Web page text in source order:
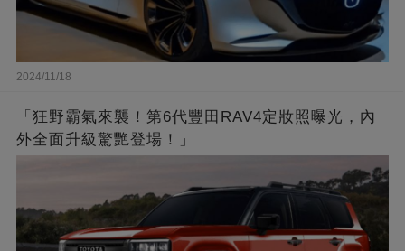
2024/11/18
「狂野霸氣來襲！第6代豐田RAV4定妝照曝光，內
外全面升級驚艷登場！」